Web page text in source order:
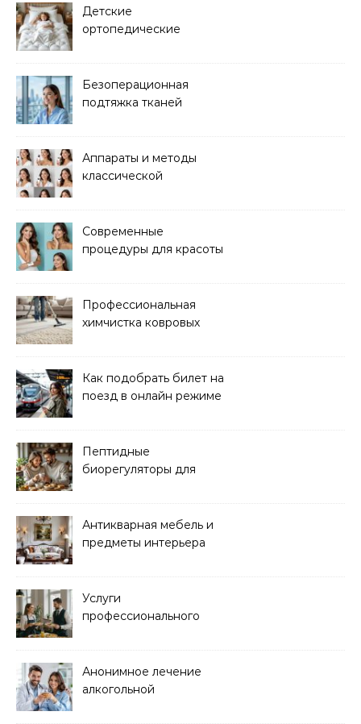
Детские
ортопедические
Безоперационная
подтяжка тканей
Аппараты и методы
классической
Современные
процедуры для красоты
Профессиональная
химчистка ковровых
Как подобрать билет на
поезд в онлайн режиме
Пептидные
биорегуляторы для
Антикварная мебель и
предметы интерьера
Услуги
профессионального
формата
Анонимное лечение
алкогольной